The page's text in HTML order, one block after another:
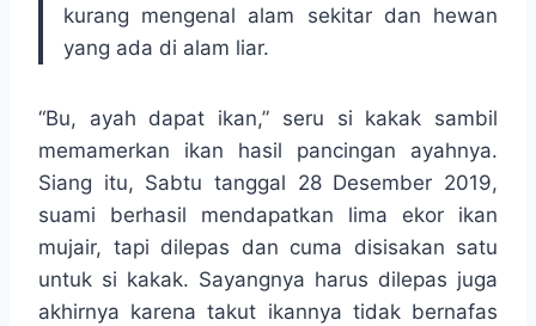
kurang mengenal alam sekitar dan hewan
yang ada di alam liar.
“Bu, ayah dapat ikan,” seru si kakak sambil
memamerkan ikan hasil pancingan ayahnya.
Siang itu, Sabtu tanggal 28 Desember 2019,
suami berhasil mendapatkan lima ekor ikan
mujair, tapi dilepas dan cuma disisakan satu
untuk si kakak. Sayangnya harus dilepas juga
akhirnya karena takut ikannya tidak bernafas